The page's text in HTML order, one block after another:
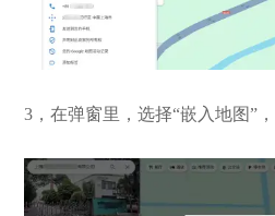
3，在弹窗里，选择“嵌入地图”